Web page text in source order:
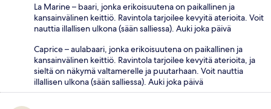
La Marine – baari, jonka erikoisuutena on paikallinen ja
kansainvälinen keittiö. Ravintola tarjoilee kevyitä aterioita. Voit
nauttia illallisen ulkona (sään salliessa). Auki joka päivä
Caprice – aulabaari, jonka erikoisuutena on paikallinen ja
kansainvälinen keittiö. Ravintola tarjoilee kevyitä aterioita, ja
sieltä on näkymä valtamerelle ja puutarhaan. Voit nauttia
illallisen ulkona (sään salliessa). Auki joka päivä